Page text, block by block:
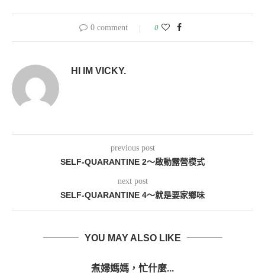
0 comment 0
HI IM VICKY.
previous post
SELF-QUARANTINE 2～啟動露營模式
next post
SELF-QUARANTINE 4～就是要家鄉味
YOU MAY ALSO LIKE
煮婦媽媽，忙什麼...